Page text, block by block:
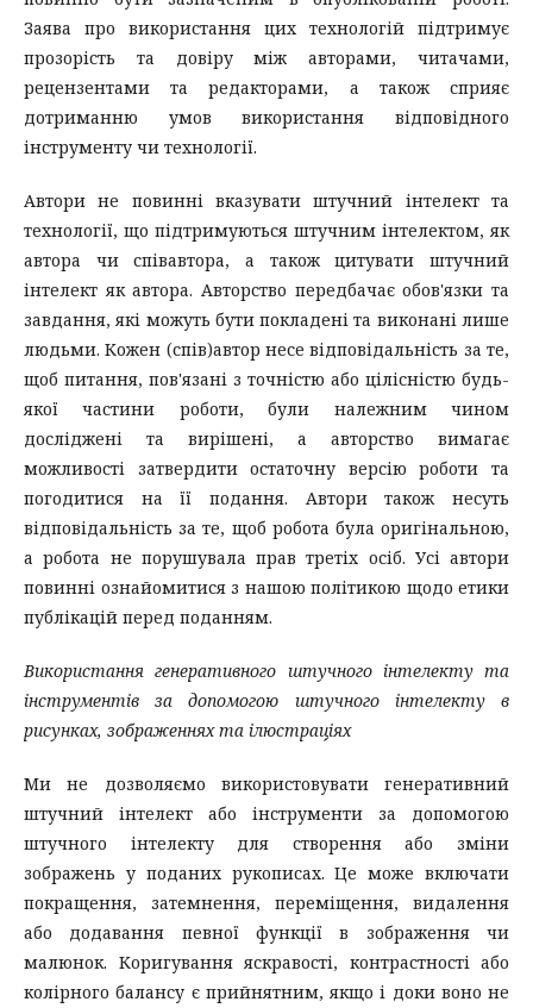
Заява про використання цих технологій підтримує
прозорість та довіру між авторами, читачами,
рецензентами та редакторами, а також сприяє
дотриманню умов використання відповідного
інструменту чи технології.
Автори не повинні вказувати штучний інтелект та
технології, що підтримуються штучним інтелектом, як
автора чи співавтора, а також цитувати штучний
інтелект як автора. Авторство передбачає обов'язки та
завдання, які можуть бути покладені та виконані лише
людьми. Кожен (спів)автор несе відповідальність за те,
щоб питання, пов'язані з точністю або цілісністю будь-
якої частини роботи, були належним чином
досліджені та вирішені, а авторство вимагає
можливості затвердити остаточну версію роботи та
погодитися на її подання. Автори також несуть
відповідальність за те, щоб робота була оригінальною,
а робота не порушувала прав третіх осіб. Усі автори
повинні ознайомитися з нашою політикою щодо етики
публікацій перед поданням.
Використання генеративного штучного інтелекту та
інструментів за допомогою штучного інтелекту в
рисунках, зображеннях та ілюстраціях
Ми не дозволяємо використовувати генеративний
штучний інтелект або інструменти за допомогою
штучного інтелекту для створення або зміни
зображень у поданих рукописах. Це може включати
покращення, затемнення, переміщення, видалення
або додавання певної функції в зображення чи
малюнок. Коригування яскравості, контрастності або
колірного балансу є прийнятним, якщо і доки воно не